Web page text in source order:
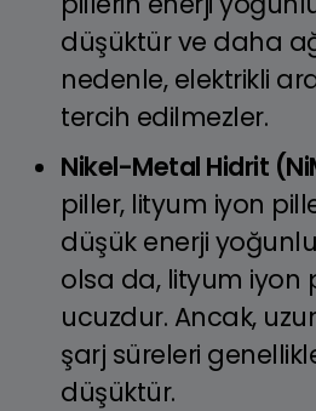
düşüktür ve daha
nedenle, elektrikli
tercih edilmezler.
Nikel-Metal Hidrit
piller, lityum iyon
düşük enerji
olsa da, lityum iyon
ucuzdur. Ancak,
şarj süreleri
düşüktür.